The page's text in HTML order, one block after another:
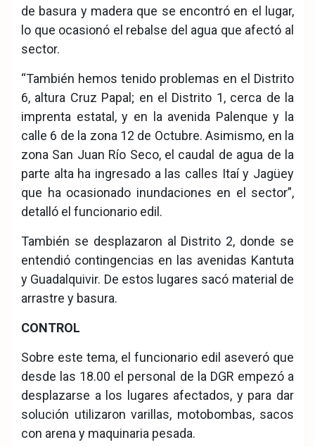
de basura y madera que se encontró en el lugar,
lo que ocasionó el rebalse del agua que afectó al
sector.
“También hemos tenido problemas en el Distrito
6, altura Cruz Papal; en el Distrito 1, cerca de la
imprenta estatal, y en la avenida Palenque y la
calle 6 de la zona 12 de Octubre. Asimismo, en la
zona San Juan Río Seco, el caudal de agua de la
parte alta ha ingresado a las calles Itaí y Jagüey
que ha ocasionado inundaciones en el sector”,
detalló el funcionario edil.
También se desplazaron al Distrito 2, donde se
entendió contingencias en las avenidas Kantuta
y Guadalquivir. De estos lugares sacó material de
arrastre y basura.
CONTROL
Sobre este tema, el funcionario edil aseveró que
desde las 18.00 el personal de la DGR empezó a
desplazarse a los lugares afectados, y para dar
solución utilizaron varillas, motobombas, sacos
con arena y maquinaria pesada.